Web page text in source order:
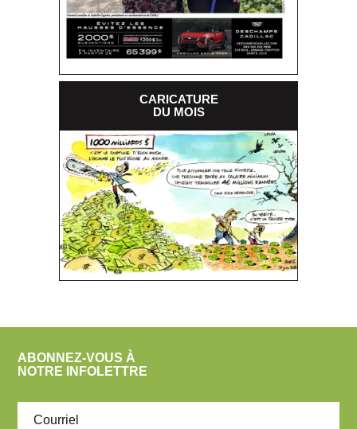
CARICATURE
DU MOIS
ABONNEZ-VOUS À
NOTRE INFOLETTRE